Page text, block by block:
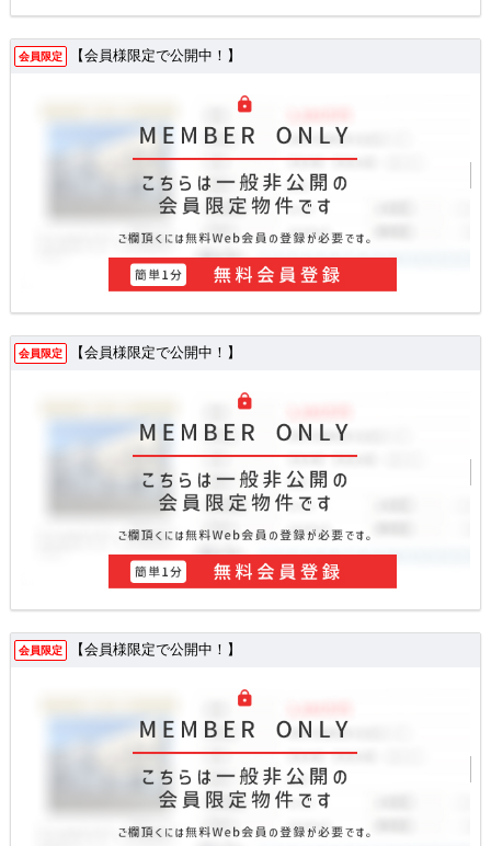
会員限定 【会員様限定で公開中！】
会員限定 【会員様限定で公開中！】
会員限定 【会員様限定で公開中！】